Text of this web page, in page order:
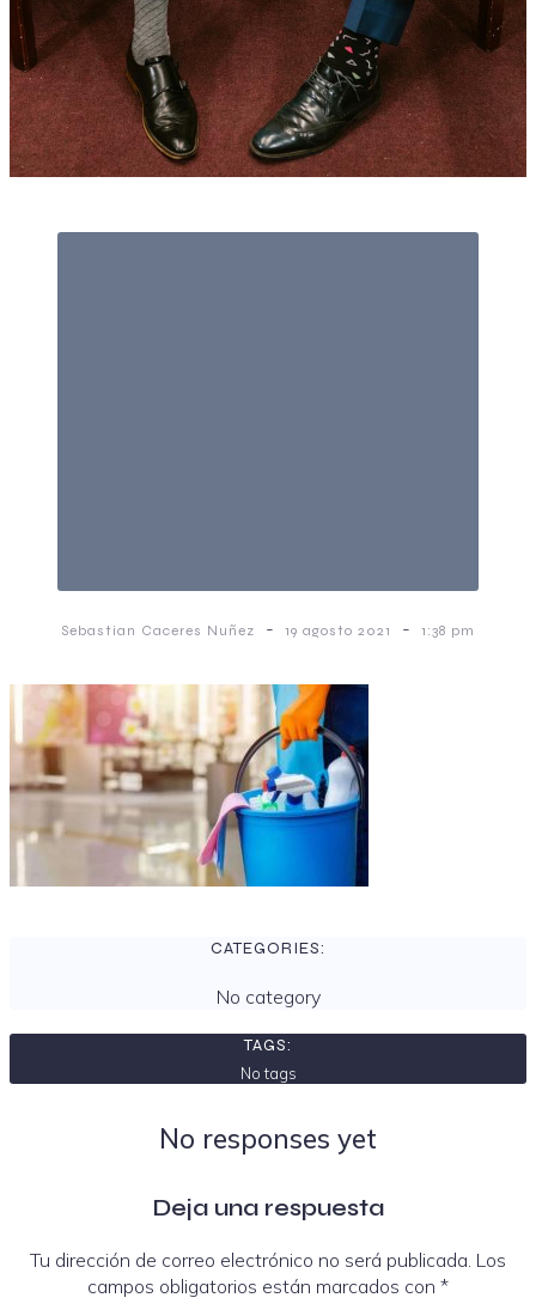
Sebastian Caceres Nuñez - 19 agosto 2021 - 1:38 pm
CATEGORIES:
No category
TAGS:
No tags
No responses yet
Deja una respuesta
Tu dirección de correo electrónico no será publicada. Los
campos obligatorios están marcados con *